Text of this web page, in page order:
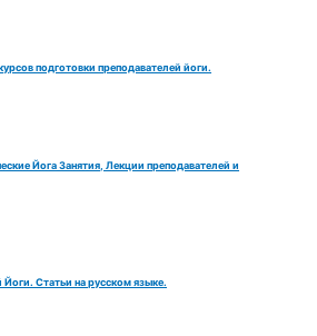
подготовки преподавателей йоги.
Йога Занятия, Лекции преподавателей и
Статьи на русском языке.